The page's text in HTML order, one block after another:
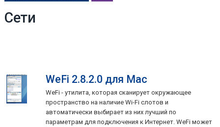
Сети
WeFi 2.8.2.0 для Mac
WeFi - утилита, которая сканирует окружающее
пространство на наличие Wi-Fi слотов и
автоматически выбирает из них лучший по
параметрам для подключения к Интернет. WeFi может